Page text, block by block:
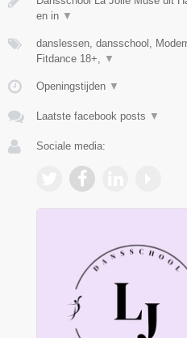
en in ▼
danslessen, dansschool,
Fitdance 18+,
▼
Openingstijden ▼
Laatste facebook posts ▼
Sociale media: